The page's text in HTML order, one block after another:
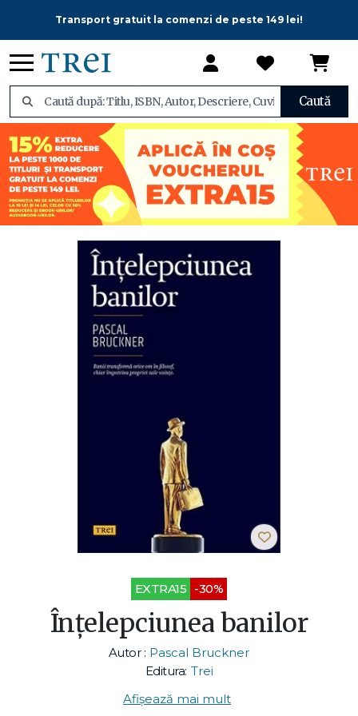
Transport gratuit la comenzi de peste 149 lei!
Caută
EXTRA15 -30%
Înțelepciunea banilor
Autor : Pascal Bruckner
Editura: Trei
Afișează mai mult